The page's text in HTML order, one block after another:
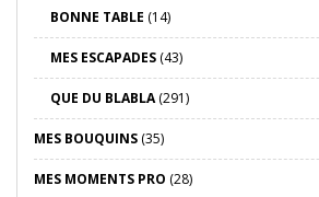
BONNE TABLE (14)
MES ESCAPADES (43)
QUE DU BLABLA(291)
MES BOUQUINS (35)
MES MOMENTS PRO (28)